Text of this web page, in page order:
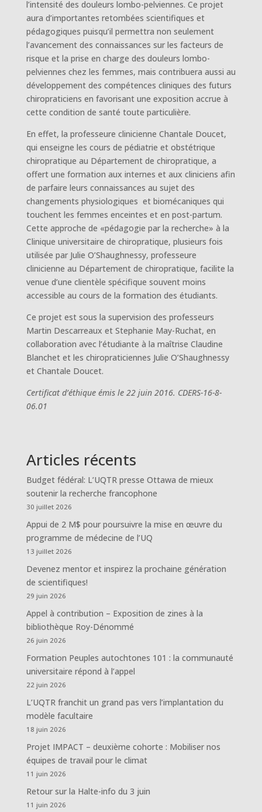
l’intensité des douleurs lombo-pelviennes. Ce projet
aura d’importantes retombées scientifiques et
pédagogiques puisqu’il permettra non seulement
l’avancement des connaissances sur les facteurs de
risque et la prise en charge des douleurs lombo-
pelviennes chez les femmes, mais contribuera aussi au
développement des compétences cliniques des futurs
chiropraticiens en favorisant une exposition accrue à
cette condition de santé toute particulière.
En effet, la professeure clinicienne Chantale Doucet,
qui enseigne les cours de pédiatrie et obstétrique
chiropratique au Département de chiropratique, a
offert une formation aux internes et aux cliniciens afin
de parfaire leurs connaissances au sujet des
changements physiologiques et biomécaniques qui
touchent les femmes enceintes et en post-partum.
Cette approche de «pédagogie par la recherche» à la
Clinique universitaire de chiropratique, plusieurs fois
utilisée par Julie O’Shaughnessy, professeure
clinicienne au Département de chiropratique, facilite la
venue d’une clientèle spécifique souvent moins
accessible au cours de la formation des étudiants.
Ce projet est sous la supervision des professeurs
Martin Descarreaux et Stephanie May-Ruchat, en
collaboration avec l’étudiante à la maîtrise Claudine
Blanchet et les chiropraticiennes Julie O’Shaughnessy
et Chantale Doucet.
Certificat d’éthique émis le 22 juin 2016. CDERS-16-8-
06.01
Articles récents
Budget fédéral: L’UQTR presse Ottawa de mieux
soutenir la recherche francophone
30 juillet 2026
Appui de 2 M$ pour poursuivre la mise en œuvre du
programme de médecine de l’UQ
13 juillet 2026
Devenez mentor et inspirez la prochaine génération
de scientifiques!
29 juin 2026
Appel à contribution – Exposition de zines à la
bibliothèque Roy-Dénommé
26 juin 2026
Formation Peuples autochtones 101 : la communauté
universitaire répond à l’appel
22 juin 2026
L’UQTR franchit un grand pas vers l’implantation du
modèle facultaire
18 juin 2026
Projet IMPACT – deuxième cohorte : Mobiliser nos
équipes de travail pour le climat
11 juin 2026
Retour sur la Halte-info du 3 juin
11 juin 2026